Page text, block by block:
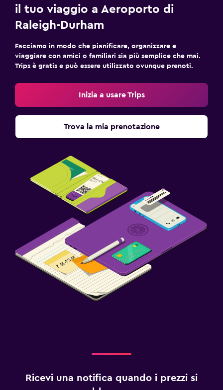
il tuo viaggio a Aeroporto di
Raleigh-Durham
Facciamo in modo che pianificare, organizzare e
viaggiare con amici o familiari sia più semplice che mai.
Trips è gratis e può essere utilizzato ovunque prenoti.
Inizia a usare Trips
Trova la mia prenotazione
Ricevi una notifica quando i prezzi si